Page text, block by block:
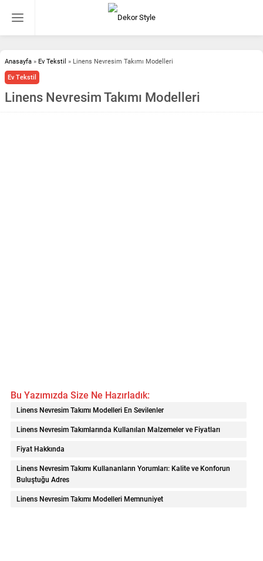
Anasayfa » Ev Tekstil » Linens Nevresim Takımı Modelleri
Ev Tekstil
Linens Nevresim Takımı Modelleri
Bu Yazımızda Size Ne Hazırladık:
Linens Nevresim Takımı Modelleri En Sevilenler
Linens Nevresim Takımlarında Kullanılan Malzemeler ve Fiyatları
Fiyat Hakkında
Linens Nevresim Takımı Kullananların Yorumları: Kalite ve Konforun
Buluştuğu Adres
Linens Nevresim Takımı Modelleri Memnuniyet